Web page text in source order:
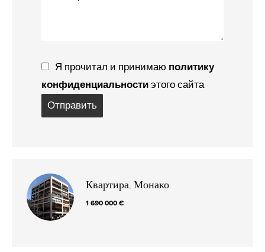
Я прочитал и принимаю политику
конфиденциальностиэтого сайта
Отправить
Квартира, Монако
1 690 000 €